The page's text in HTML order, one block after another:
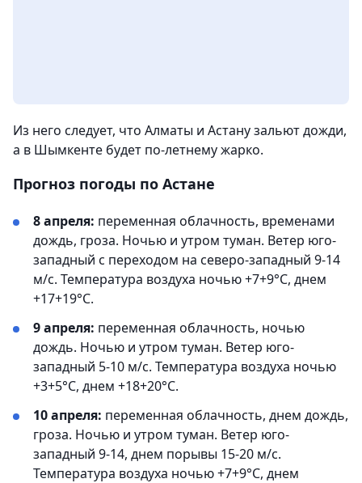
Из него следует, что Алматы и Астану зальют дожди,
а в Шымкенте будет по-летнему жарко.
Прогноз погоды по Астане
8 апреля: переменная облачность, временами
дождь, гроза. Ночью и утром туман. Ветер юго-
западный с переходом на северо-западный 9-14
м/с. Температура воздуха ночью +7+9°С, днем
+17+19°С.
9 апреля: переменная облачность, ночью
дождь. Ночью и утром туман. Ветер юго-
западный 5-10 м/с. Температура воздуха ночью
+3+5°С, днем +18+20°С.
10 апреля: переменная облачность, днем дождь,
гроза. Ночью и утром туман. Ветер юго-
западный 9-14, днем порывы 15-20 м/с.
Температура воздуха ночью +7+9°С, днем